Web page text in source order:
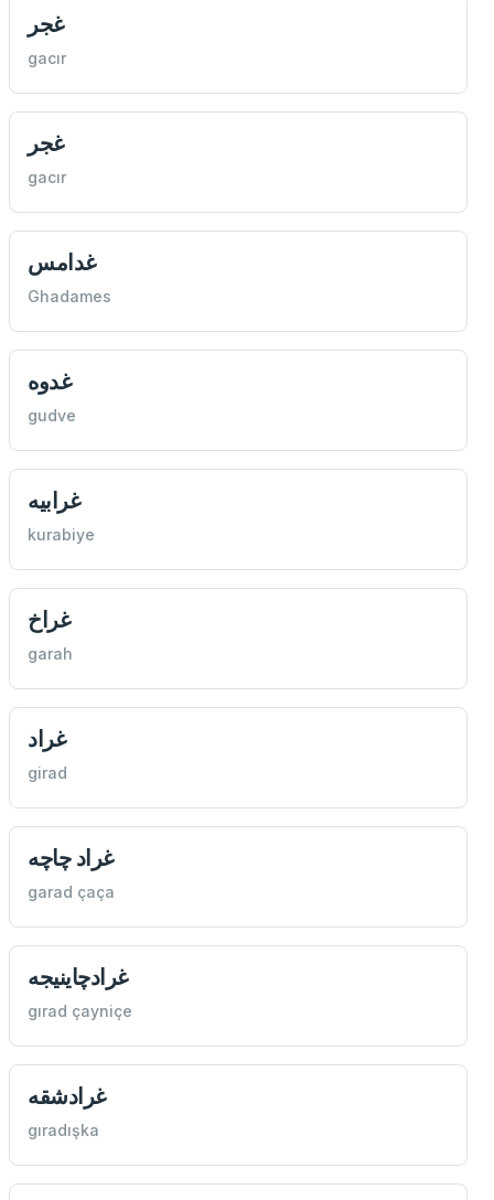
غجر
gacır
غجر
gacır
غدامس
Ghadames
غدوه
gudve
غرابيه
kurabiye
غراخ
garah
غراد
girad
غراد چاچه
garad çaça
غرادچاینيجه
gırad çayniçe
غرادشقه
gıradışka